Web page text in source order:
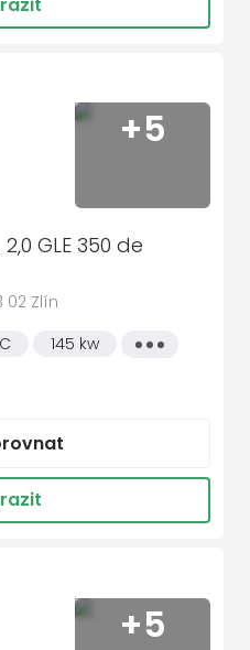
+5
2,0 GLE 350 de
02 Zlín
145 kw
Všechny
+5